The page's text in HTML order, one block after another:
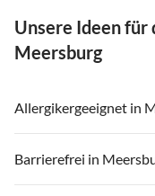
Unsere Ideen für
Meersburg
Allergikergeeignet in
Barrierefrei in